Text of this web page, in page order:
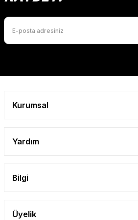
Ürün fiyatı diğer sitelerden daha pahalı.
Bu ürüne benzer farklı alternatifler olmalı.
Kurumsal
Yardım
Bilgi
Üyelik